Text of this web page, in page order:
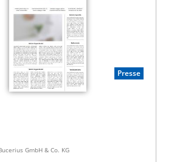
Presse
GmbH & Co. KG